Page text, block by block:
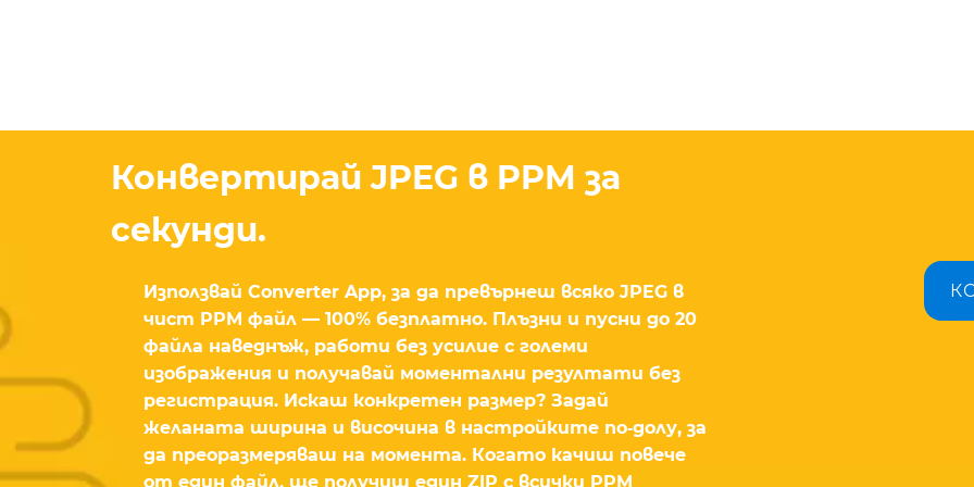
Конвертирай JPEG в PPM за
секунди.
Използвай Converter App, за да превърнеш всяко JPEG в
чист PPM файл — 100% безплатно. Плъзни и пусни до 20
файла наведнъж, работи без усилие с големи
изображения и получавай моментални резултати без
регистрация. Искаш конкретен размер? Задай
желаната ширина и височина в настройките по‑долу, за
да преоразмеряваш на момента. Когато качиш повече
от един файл, ще получиш един ZIP с всички PPM